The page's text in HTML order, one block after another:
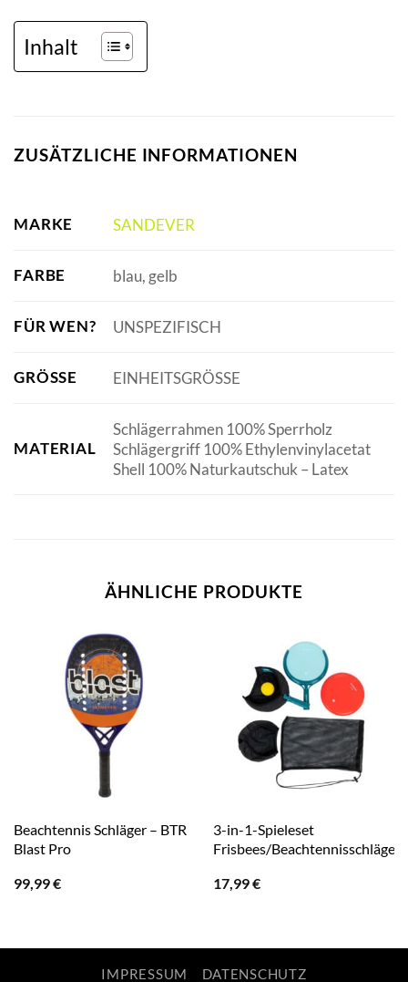
Inhalt
ZUSÄTZLICHE INFORMATIONEN
MARKE SANDEVER
FARBE blau, gelb
FÜR WEN? UNSPEZIFISCH
GRÖSSE EINHEITSGRÖSSE
MATERIAL
Schlägerrahmen 100% Sperrholz
Schlägergriff 100% Ethylenvinylacetat
Shell 100% Naturkautschuk – Latex
ÄHNLICHE PRODUKTE
Beachtennis Schläger – BTR
Blast Pro
99,99€
3-in-1-Spieleset
Frisbees/
17,99€
IMPRESSUM DATENSCHUTZ